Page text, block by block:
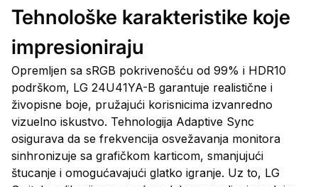
Tehnološke karakteristike koje
impresioniraju
Opremljen sa sRGB pokrivenošću od 99% i HDR10
podrškom, LG 24U41YA-B garantuje realistične i
živopisne boje, pružajući korisnicima izvanredno
vizuelno iskustvo. Tehnologija Adaptive Sync
osigurava da se frekvencija osvežavanja monitora
sinhronizuje sa grafičkom karticom, smanjujući
štucanje i omogućavajući glatko igranje. Uz to, LG